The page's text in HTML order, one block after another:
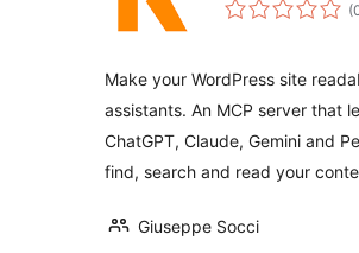
Make your WordPress site
assistants. An MCP server that
ChatGPT, Claude, Gemini and
find, search and read your
Giuseppe Socci